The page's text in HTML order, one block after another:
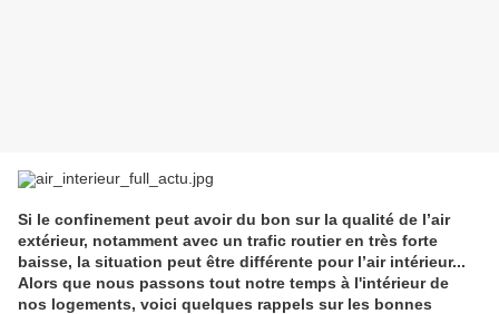
Si le confinement peut avoir du bon sur la qualité de l’air
extérieur, notamment avec un trafic routier en très forte
baisse, la situation peut être différente pour l’air intérieur...
Alors que nous passons tout notre temps à l'intérieur de
nos logements, voici quelques rappels sur les bonnes